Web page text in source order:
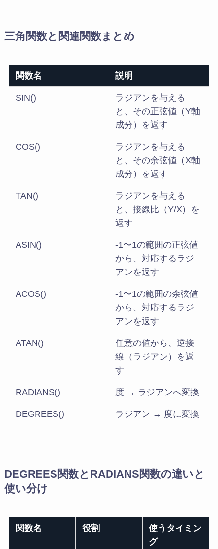
三角関数と関連関数まとめ
関数名 説明
SIN()
ラジアンを与える
と、その正弦値（Y軸
成分）を返す
COS()
ラジアンを与える
と、その余弦値（X軸
成分）を返す
TAN()
ラジアンを与える
と、接線比（Y/X）を
返す
ASIN()
-1〜1の範囲の正弦値
から、対応するラジ
アンを返す
ACOS()
-1〜1の範囲の余弦値
から、対応するラジ
アンを返す
ATAN()
任意の値から、逆接
線（ラジアン）を返
す
RADIANS() 度 → ラジアンへ変換
DEGREES() ラジアン → 度に変換
DEGREES関数とRADIANS関数の違いと
使い分け
関数名 役割
使うタイミン
グ